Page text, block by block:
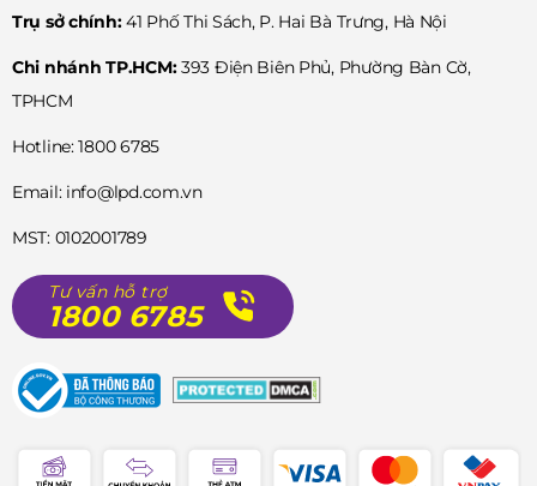
Trụ sở chính:41 Phố Thi Sách, P. Hai Bà Trưng, Hà Nội
Chi nhánh TP.HCM:393 Điện Biên Phủ, Phường Bàn Cờ,
TPHCM
Hotline: 1800 6785
Email: info@lpd.com.vn
MST: 0102001789
Tư vấn hỗ trợ
1800 6785